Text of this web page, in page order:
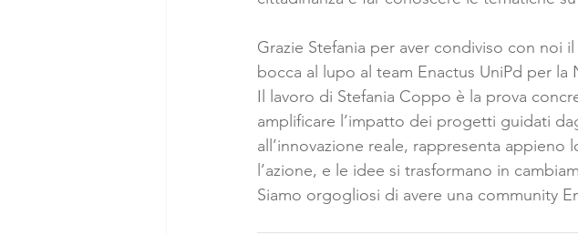
Grazie Stefania per aver condiviso con noi
bocca al lupo al team Enactus UniPd per
Il lavoro di Stefania Coppo è la prova
amplificare l’impatto dei progetti guidati
all’innovazione reale, rappresenta
l’azione, e le idee si trasformano in
Siamo orgogliosi di avere una community